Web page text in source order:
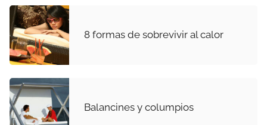
8 formas de sobrevivir al calor
Balancines y columpios